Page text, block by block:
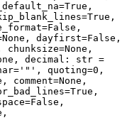
dayfirst=False,
decimal: str =
quoting=0,
comment=None,